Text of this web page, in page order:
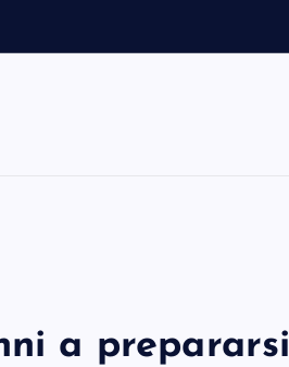
a prepararsi